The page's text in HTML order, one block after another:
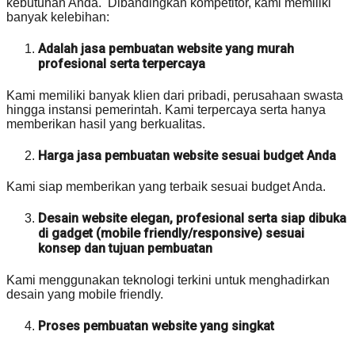
kebutuhan Anda. Dibandingkan kompetitor, kami memiliki
banyak kelebihan:
Adalah jasa pembuatan website yang murah
profesional serta terpercaya
Kami memiliki banyak klien dari pribadi, perusahaan swasta
hingga instansi pemerintah. Kami terpercaya serta hanya
memberikan hasil yang berkualitas.
Harga jasa pembuatan website sesuai budget Anda
Kami siap memberikan yang terbaik sesuai budget Anda.
Desain website elegan, profesional serta siap dibuka
di gadget (mobile friendly/responsive) sesuai
konsep dan tujuan pembuatan
Kami menggunakan teknologi terkini untuk menghadirkan
desain yang mobile friendly.
Proses pembuatan website yang singkat